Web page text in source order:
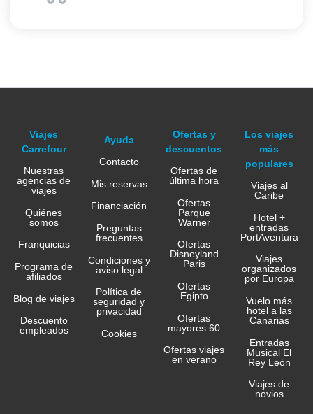
Viajes
Carrefour
Nuestras
agencias de
viajes
Quiénes
somos
Franquicias
Programa de
afiliados
Blog de viajes
Descuento
empleados
Ayuda
Contacto
Mis reservas
Financiación
Preguntas
frecuentes
Condiciones y
aviso legal
Política de
seguridad y
privacidad
Cookies
Ofertas y
descuentos
Ofertas de
última hora
Ofertas
Parque
Warner
Ofertas
Disneyland
Paris
Ofertas
Egipto
Ofertas
mayores 60
Ofertas viajes
en verano
Los viajes
más
populares
Viajes al
Caribe
Hotel +
entradas
PortAventura
Viajes
organizados
por Europa
Vuelo más
hotel a las
Canarias
Entradas
Musical El
Rey León
Viajes de
novios